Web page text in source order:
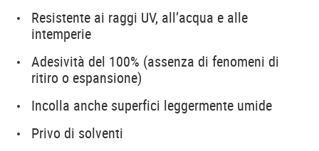
Resistente ai raggi UV, all’acqua e alle
intemperie
Adesività del 100% (assenza di fenomeni di
ritiro o espansione)
Incolla anche superfici leggermente umide
Privo di solventi